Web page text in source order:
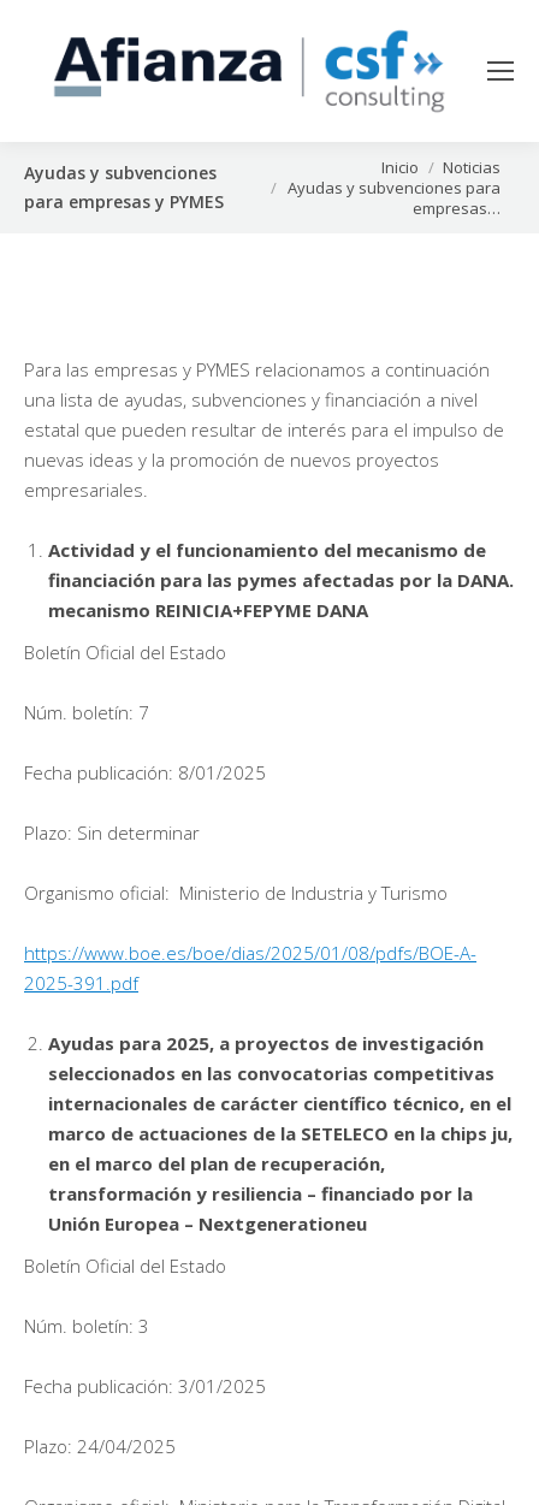
Ayudas y subvenciones
para empresas y PYMES
Inicio
Noticias
Ayudas y subvenciones para
empresas…
Para las empresas y PYMES relacionamos a continuación
una lista de ayudas, subvenciones y financiación a nivel
estatal que pueden resultar de interés para el impulso de
nuevas ideas y la promoción de nuevos proyectos
empresariales.
Actividad y el funcionamiento del mecanismo de
financiación para las pymes afectadas por la DANA.
mecanismo REINICIA+FEPYME DANA
Boletín Oficial del Estado
Núm. boletín: 7
Fecha publicación: 8/01/2025
Plazo: Sin determinar
Organismo oficial: Ministerio de Industria y Turismo
https://www.boe.es/boe/dias/2025/01/08/pdfs/BOE-A-
2025-391.pdf
Ayudas para 2025, a proyectos de investigación
seleccionados en las convocatorias competitivas
internacionales de carácter científico técnico, en el
marco de actuaciones de la SETELECO en la chips ju,
en el marco del plan de recuperación,
transformación y resiliencia – financiado por la
Unión Europea – Nextgenerationeu
Boletín Oficial del Estado
Núm. boletín: 3
Fecha publicación: 3/01/2025
Plazo: 24/04/2025